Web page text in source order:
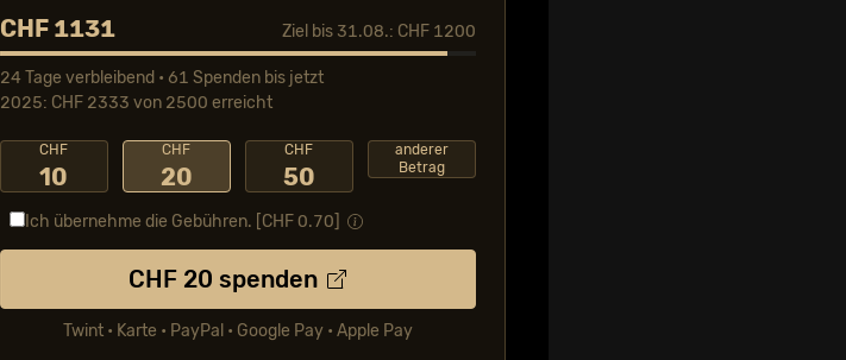
CHF 1131 Ziel bis 31.08.: CHF 1200
24 Tage verbleibend • 61 Spenden bis jetzt
2025: CHF 2333 von 2500 erreicht
CHF
10
CHF
20
CHF
50
anderer
Betrag
Ich übernehme die Gebühren. [CHF0.70
CHF 20 spenden
Twint • Karte • PayPal • Google Pay • Apple Pay